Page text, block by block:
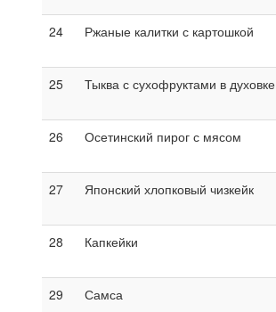
24 Ржаные калитки с картошкой
25 Тыква с сухофруктами в духовке
26 Осетинский пирог с мясом
27 Японский хлопковый чизкейк
28 Капкейки
29 Самса